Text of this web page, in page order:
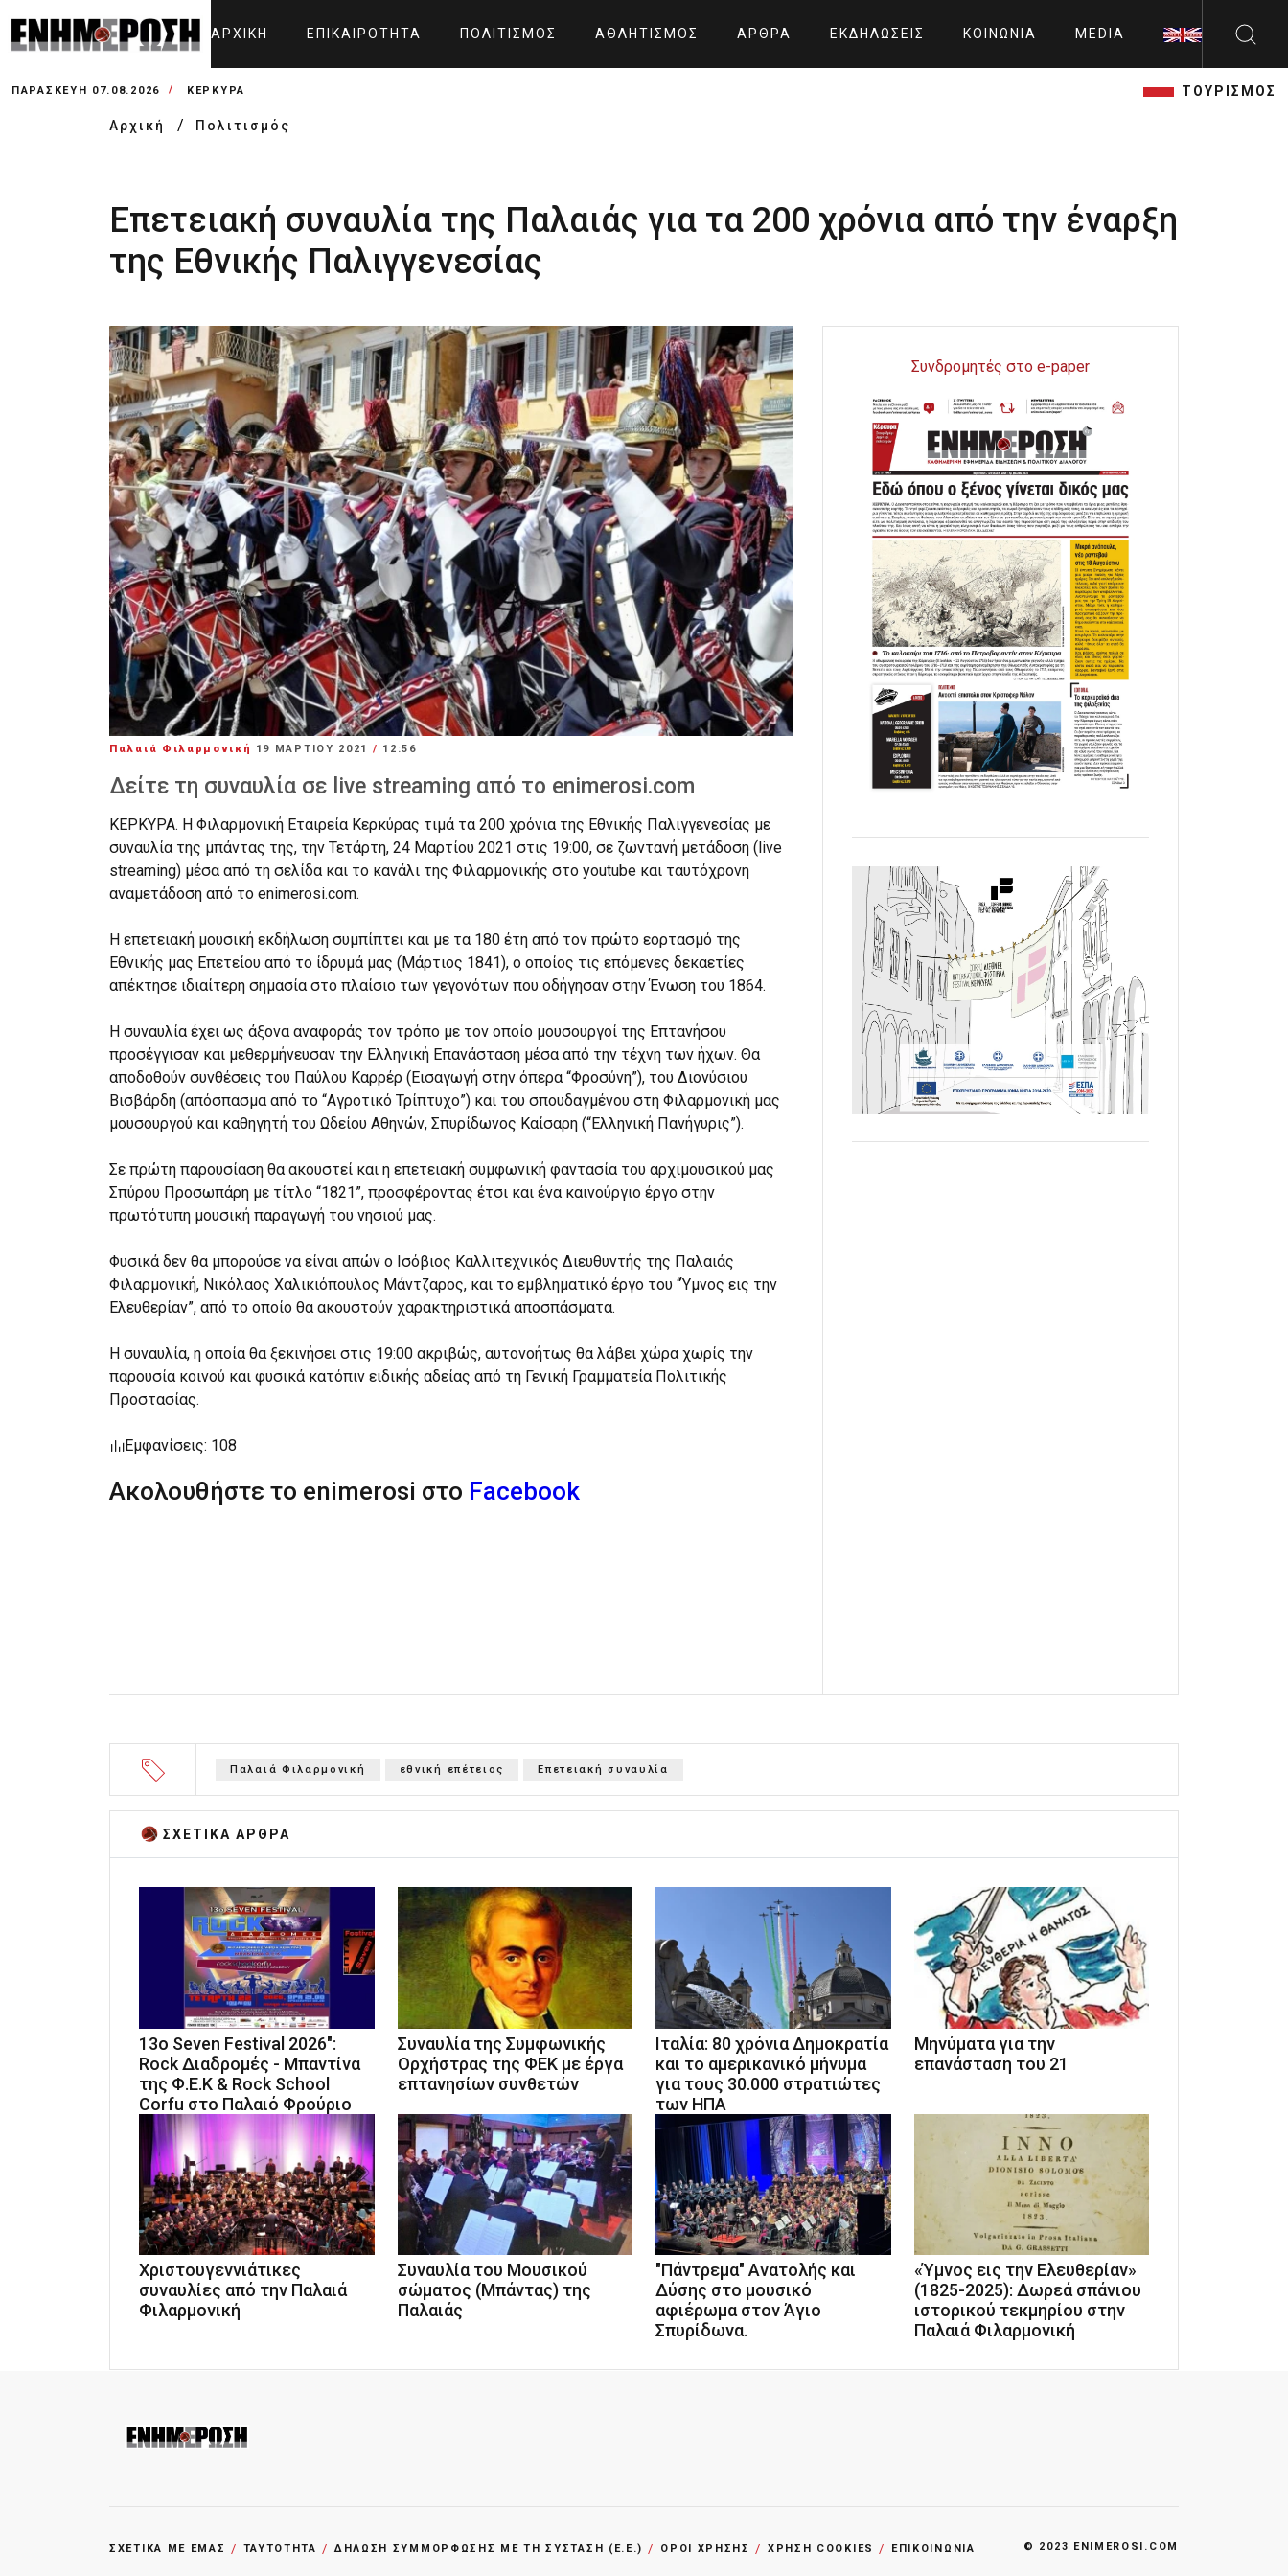
ΑΡΧΙΚΉ ΕΠΙΚΑΙΡΌΤΗΤΑ ΠΟΛΙΤΙΣΜΌΣ ΑΘΛΗΤΙΣΜΌΣ ΆΡΘΡΑ ΕΚΔΗΛΏΣΕΙΣ ΚΟΙΝΩΝΊΑ MEDIA
ΠΑΡΑΣΚΕΥΉ 07.08.2026 ΚΕΡΚΥΡΑ ΤΟΥΡΙΣΜΟΣ
Αρχική Πολιτισμός
Επετειακή συναυλία της Παλαιάς για τα 200 χρόνια από την έναρξη
της Εθνικής Παλιγγενεσίας
Παλαιά Φιλαρμονική 19 ΜΑΡΤΊΟΥ 2021 / 12:56
Δείτε τη συναυλία σε live streaming από το enimerosi.com
ΚΕΡΚΥΡΑ. Η Φιλαρμονική Εταιρεία Κερκύρας τιμά τα 200 χρόνια της Εθνικής Παλιγγενεσίας με
συναυλία της μπάντας της, την Τετάρτη, 24 Μαρτίου 2021 στις 19:00, σε ζωντανή μετάδοση (live
streaming) μέσα από τη σελίδα και το κανάλι της Φιλαρμονικής στο youtube και ταυτόχρονη
αναμετάδοση από το enimerosi.com.
Η επετειακή μουσική εκδήλωση συμπίπτει και με τα 180 έτη από τον πρώτο εορτασμό της
Εθνικής μας Επετείου από το ίδρυμά μας (Μάρτιος 1841), ο οποίος τις επόμενες δεκαετίες
απέκτησε ιδιαίτερη σημασία στο πλαίσιο των γεγονότων που οδήγησαν στην Ένωση του 1864.
Η συναυλία έχει ως άξονα αναφοράς τον τρόπο με τον οποίο μουσουργοί της Επτανήσου
προσέγγισαν και μεθερμήνευσαν την Ελληνική Επανάσταση μέσα από την τέχνη των ήχων. Θα
αποδοθούν συνθέσεις του Παύλου Καρρέρ (Εισαγωγή στην όπερα “Φροσύνη”), του Διονύσιου
Βισβάρδη (απόσπασμα από το “Αγροτικό Τρίπτυχο”) και του σπουδαγμένου στη Φιλαρμονική μας
μουσουργού και καθηγητή του Ωδείου Αθηνών, Σπυρίδωνος Καίσαρη (“Ελληνική Πανήγυρις”).
Σε πρώτη παρουσίαση θα ακουστεί και η επετειακή συμφωνική φαντασία του αρχιμουσικού μας
Σπύρου Προσωπάρη με τίτλο “1821”, προσφέροντας έτσι και ένα καινούργιο έργο στην
πρωτότυπη μουσική παραγωγή του νησιού μας.
Φυσικά δεν θα μπορούσε να είναι απών ο Ισόβιος Καλλιτεχνικός Διευθυντής της Παλαιάς
Φιλαρμονική, Νικόλαος Χαλικιόπουλος Μάντζαρος, και το εμβληματικό έργο του “Ύμνος εις την
Ελευθερίαν”, από το οποίο θα ακουστούν χαρακτηριστικά αποσπάσματα.
Η συναυλία, η οποία θα ξεκινήσει στις 19:00 ακριβώς, αυτονοήτως θα λάβει χώρα χωρίς την
παρουσία κοινού και φυσικά κατόπιν ειδικής αδείας από τη Γενική Γραμματεία Πολιτικής
Προστασίας.
Εμφανίσεις: 108
Ακολουθήστε το enimerosi στο Facebook
Συνδρομητές στο e-paper
Παλαιά Φιλαρμονική εθνική επέτειος Επετειακή συναυλία
ΣΧΕΤΙΚA AΡΘΡΑ
13ο Seven Festival 2026":
Rock Διαδρομές - Μπαντίνα
της Φ.Ε.Κ & Rock School
Corfu στο Παλαιό Φρούριο
Συναυλία της Συμφωνικής
Ορχήστρας της ΦΕΚ με έργα
επτανησίων συνθετών
Ιταλία: 80 χρόνια Δημοκρατία
και το αμερικανικό μήνυμα
για τους 30.000 στρατιώτες
των ΗΠΑ
Μηνύματα για την
επανάσταση του 21
Χριστουγεννιάτικες
συναυλίες από την Παλαιά
Φιλαρμονική
Συναυλία του Μουσικού
σώματος (Μπάντας) της
Παλαιάς
"Πάντρεμα" Ανατολής και
Δύσης στο μουσικό
αφιέρωμα στον Άγιο
Σπυρίδωνα.
«Ύμνος εις την Ελευθερίαν»
(1825-2025): Δωρεά σπάνιου
ιστορικού τεκμηρίου στην
Παλαιά Φιλαρμονική
ΣΧΕΤΙΚΑ ΜΕ ΕΜΑΣ ΤΑΥΤΟΤΗΤΑ ΔΗΛΩΣΗ ΣΥΜΜΟΡΦΩΣΗΣ ΜΕ ΤΗ ΣΥΣΤΑΣΗ (Ε.Ε.) ΌΡΟΙ ΧΡΗΣΗΣ ΧΡΗΣΗ COOKIES ΕΠΙΚΟΙΝΩΝΙΑ © 2023 ENIMEROSI.COM